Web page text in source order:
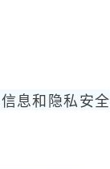
息和隐私安全